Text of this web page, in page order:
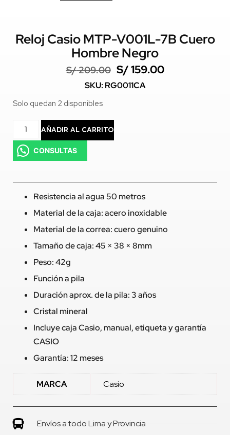
Reloj Casio MTP-V001L-7B Cuero
Hombre Negro
S/209.00 S/159.00
SKU: RG0011CA
Solo quedan 2 disponibles
AÑADIR AL CARRITO
CONSULTAS
Resistencia al agua 50 metros
Material de la caja: acero inoxidable
Material de la correa: cuero genuino
Tamaño de caja: 45 × 38 × 8mm
Peso: 42g
Función a pila
Duración aprox. de la pila: 3 años
Cristal mineral
Incluye caja Casio, manual, etiqueta y garantía
CASIO
Garantía: 12 meses
MARCA Casio
Envíos a todo Lima y Provincia